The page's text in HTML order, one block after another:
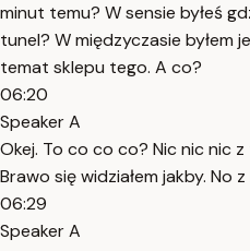
minut temu? W sensie byłeś
tunel? W międzyczasie byłem
temat sklepu tego. A co?
06:20
Speaker A
Okej. To co co co? Nic nic nic
Brawo się widziałem jakby. No
06:29
Speaker A